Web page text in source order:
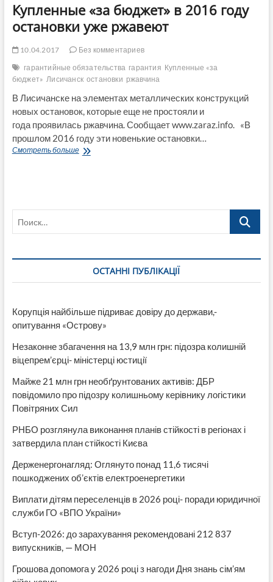
Купленные «за бюджет» в 2016 году
остановки уже ржавеют
10.04.2017
Без комментариев
гарантийные обязательства гарантия Купленные «за
бюджет» Лисичанск остановки ржавчина
В Лисичанске на элементах металлических конструкций
новых остановок, которые еще не простояли и
года проявилась ржавчина. Сообщает www.zaraz.info. «В
прошлом 2016 году эти новенькие остановки…
Смотреть большеКупленные
Поиск…
ОСТАННІ ПУБЛІКАЦІЇ
Корупція найбільше підриває довіру до держави,-
опитування «Острову»
Незаконне збагачення на 13,9 млн грн: підозра колишній
віцепрем’єрці- міністерці юстиції
Майже 21 млн грн необґрунтованих активів: ДБР
повідомило про підозру колишньому керівнику логістики
Повітряних Сил
РНБО розглянула виконання планів стійкості в регіонах і
затвердила план стійкості Києва
Держенергонагляд: Оглянуто понад 11,6 тисячі
пошкоджених об’єктів електроенергетики
Виплати дітям переселенців в 2026 році- поради юридичної
служби ГО «ВПО України»
Вступ-2026: до зарахування рекомендовані 212 837
випускників, — МОН
Грошова допомога у 2026 році з нагоди Дня знань сім’ям